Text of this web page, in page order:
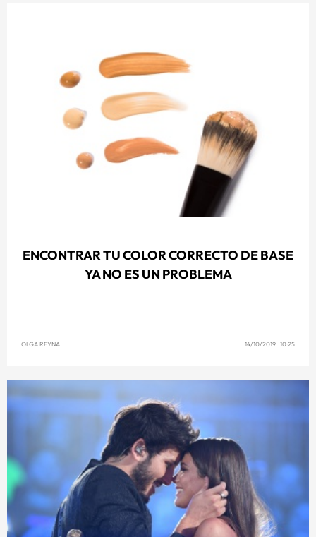
ENCONTRAR TU COLOR CORRECTO DE BASE
YA NO ES UN PROBLEMA
OLGA REYNA 14/10/2019 10:25